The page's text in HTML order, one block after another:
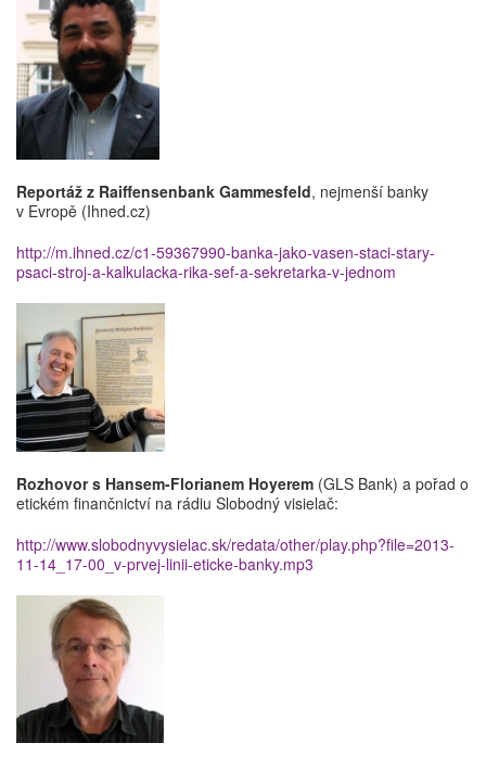
Reportáž z Raiffensenbank Gammesfeld, nejmenší banky
v Evropě (Ihned.cz)
http://m.ihned.cz/c1-59367990-banka-jako-vasen-staci-stary-
psaci-stroj-a-kalkulacka-rika-sef-a-sekretarka-v-jednom
Rozhovor s Hansem-Florianem Hoyerem (GLS Bank) a pořad o
etickém finančnictví na rádiu Slobodný visielač:
http://www.slobodnyvysielac.sk/redata/other/play.php?file=2013-
11-14_17-00_v-prvej-linii-eticke-banky.mp3